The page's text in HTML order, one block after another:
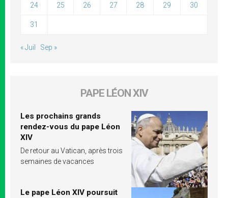
24 25 26 27 28 29 30
31
« Juil Sep »
PAPE LÉON XIV
Les prochains grands
rendez-vous du pape Léon
XIV
De retour au Vatican, après trois
semaines de vacances
Le pape Léon XIV poursuit